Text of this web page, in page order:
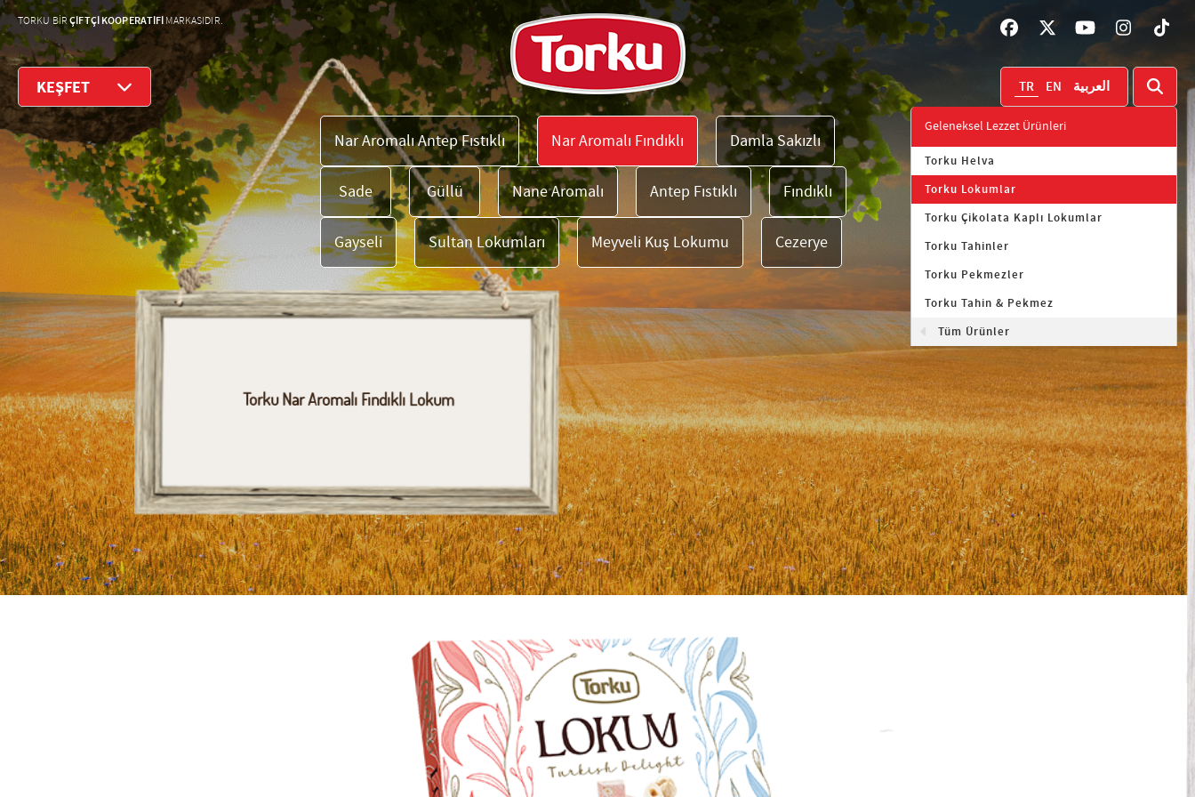
TORKU BİRÇİFTÇİ KOOPERATİFİ MARKASIDIR.
KEŞFET TR EN العربية
Geleneksel Lezzet Ürünleri
Torku Helva
Torku Lokumlar
Torku Çikolata Kaplı Lokumlar
Torku Tahinler
Torku Pekmezler
Torku Tahin & Pekmez
Tüm Ürünler
Nar Aromalı Antep Fıstıklı Nar Aromalı Fındıklı Damla Sakızlı
Sade Güllü Nane Aromalı Antep Fıstıklı Fındıklı
Gayseli Sultan Lokumları Meyveli Kuş Lokumu Cezerye
Torku Nar Aromalı Fındıklı Lokum